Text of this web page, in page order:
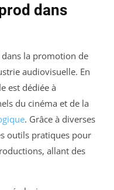
dans
la promotion de
audiovisuelle. En
est dédiée à
du cinéma et de la
. Grâce à diverses
outils pratiques pour
allant des